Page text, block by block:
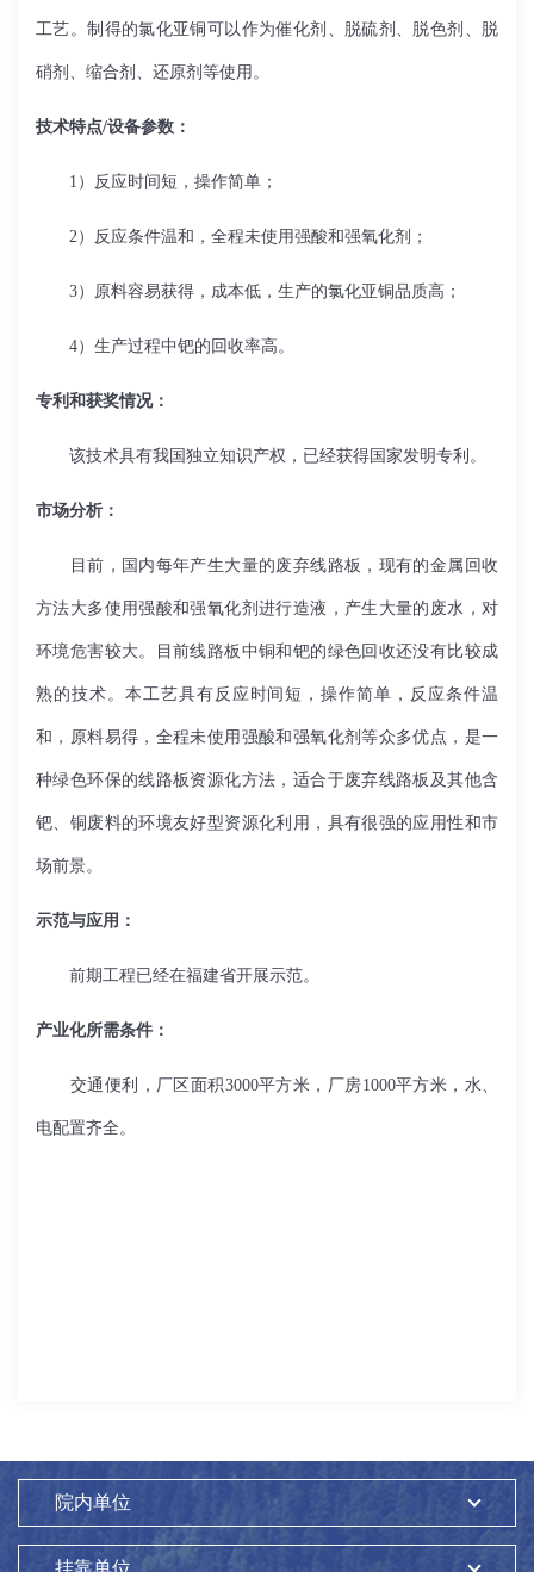
工艺。制得的氯化亚铜可以作为催化剂、脱硫剂、脱色剂、脱
硝剂、缩合剂、还原剂等使用。
技术特点/设备参数：
1 ）反应时间短，操作简单；
2 ）反应条件温和，全程未使用强酸和强氧化剂；
3）原料容易获得，成本低，生产的氯化亚铜品质高；
4）生产过程中钯的回收率高。
专利和获奖情况：
该技术具有我国独立知识产权，已经获得国家发明专利。
市场分析：
目前，国内每年产生大量的废弃线路板，现有的金属回收
方法大多使用强酸和强氧化剂进行造液，产生大量的废水，对
环境危害较大。目前线路板中铜和钯的绿色回收还没有比较成
熟的技术。本工艺具有反应时间短，操作简单，反应条件温
和，原料易得，全程未使用强酸和强氧化剂等众多优点，是一
种绿色环保的线路板资源化方法，适合于废弃线路板及其他含
钯、铜废料的环境友好型资源化利用，具有很强的应用性和市
场前景。
示范与应用：
前期工程已经在福建省开展示范。
产业化所需条件：
交通便利，厂区面积3000平方米，厂房1000平方米，水、
电配置齐全。
院内单位
挂靠单位